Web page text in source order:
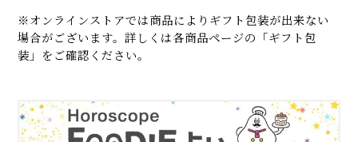
※オンラインストアでは商品によりギフト包装が出来ない
場合がございます。詳しくは各商品ページの「ギフト包
装」をご確認ください。